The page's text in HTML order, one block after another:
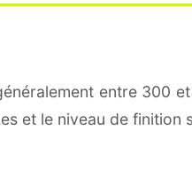
entre 300
et le niveau de finition